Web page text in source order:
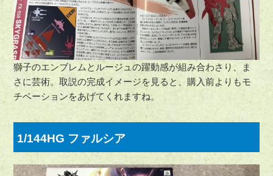
獅子のエンブレムとルージュの躍動感が組み合わさり、ま
さに芸術。取説の完成イメージを見ると、購入前よりもモ
チベーションをあげてくれますね。
1/144HG ファルシア